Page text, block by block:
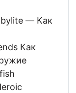
— Как
Как